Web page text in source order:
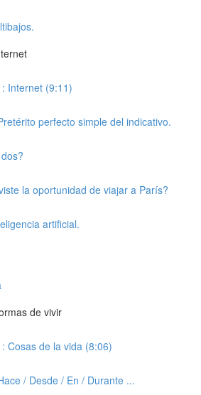
Internet (9:11)
perfecto simple del indicativo.
la oportunidad de viajar a París?
artificial.
de vivir
Cosas de la vida (8:06)
/ Desde / En / Durante ...